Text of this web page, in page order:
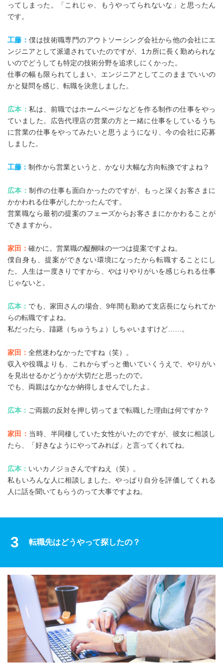
ってしまった。「これじゃ、もうやってられないな」と思ったん
です。
工藤：僕は技術職専門のアウトソーシング会社から他の会社にエ
ンジニアとして派遣されていたのですが、1カ所に長く勤められな
いのでどうしても特定の技術分野を追求しにくかった。
仕事の幅も限られてしまい、エンジニアとしてこのままでいいの
かと疑問を感じ、転職を決意しました。
広本：私は、前職ではホームページなどを作る制作の仕事をやっ
ていました。広告代理店の営業の方と一緒に仕事をしているうち
に営業の仕事をやってみたいと思うようになり、今の会社に応募
しました。
工藤： 制作から営業というと、かなり大幅な方向転換ですよね？
広本：制作の仕事も面白かったのですが、もっと深くお客さまに
かかわれる仕事がしたかったんです。
営業職なら最初の提案のフェーズからお客さまにかかわることが
できますから。
家田： 確かに。営業職の醍醐味の一つは提案ですよね。
僕自身も、提案ができない環境になったから転職することにし
た。人生は一度きりですから、やはりやりがいを感じられる仕事
じゃないと。
広本： でも、家田さんの場合、9年間も勤めて支店長になられてか
らの転職ですよね。
私だったら、躊躇（ちゅうちょ）しちゃいますけど……。
家田： 全然迷わなかったですね（笑）。
収入や役職よりも、これからずっと働いていくうえで、やりがい
を見出せるかどうかが大切だと思ったので。
でも、両親はなかなか納得しませんでしたよ。
広本： ご両親の反対を押し切ってまで転職した理由は何ですか？
家田： 当時、半同棲していた女性がいたのですが、彼女に相談し
たら、「好きなようにやってみれば」と言ってくれてね。
広本： いいカノジョさんですねえ（笑）。
私もいろんな人に相談しました。やっぱり自分を評価してくれる
人に話を聞いてもらうのって大事ですよね。
3 転職先はどうやって探したの？